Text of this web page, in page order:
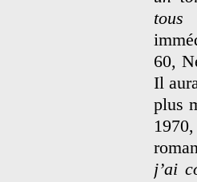
tous
60,
Il
plus
j’ai